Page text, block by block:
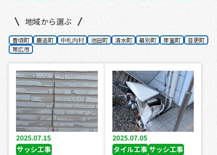
地域から選ぶ
豊頃町 鹿追町 中札内村 池田町 清水町 幕別町 芽室町
音更町
帯広市
2025.07.15
サッシ工事
2025.07.05
タイル工事 サッシ工事